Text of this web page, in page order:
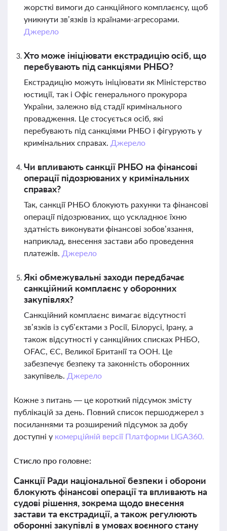
жорсткі вимоги до санкційного комплаєнсу, щоб
уникнути зв’язків із країнами-агресорами.
Джерело
Хто може ініціювати екстрадицію осіб, що
перебувають під санкціями РНБО?
Екстрадицію можуть ініціювати як Міністерство
юстиції, так і Офіс генерального прокурора
України, залежно від стадії кримінального
провадження. Це стосується осіб, які
перебувають під санкціями РНБО і фігурують у
кримінальних справах. Джерело
Чи впливають санкції РНБО на фінансові
операції підозрюваних у кримінальних
справах?
Так, санкції РНБО блокують рахунки та фінансові
операції підозрюваних, що ускладнює їхню
здатність виконувати фінансові зобов’язання,
наприклад, внесення застави або проведення
платежів. Джерело
Які обмежувальні заходи передбачає
санкційний комплаєнс у оборонних
закупівлях?
Санкційний комплаєнс вимагає відсутності
зв’язків із суб’єктами з Росії, Білорусі, Ірану, а
також відсутності у санкційних списках РНБО,
OFAC, ЄС, Великої Британії та ООН. Це
забезпечує безпеку та законність оборонних
закупівель. Джерело
Кожне з питань — це короткий підсумок змісту
публікацій за день. Повний список першоджерел з
посиланнями та розширений підсумок за добу
доступні у комерційній версії Платформи LIGA360.
Стисло про головне:
Санкції Ради національної безпеки і оборони
блокують фінансові операції та впливають на
судові рішення, зокрема щодо внесення
застави та екстрадиції, а також регулюють
оборонні закупівлі в умовах воєнного стану